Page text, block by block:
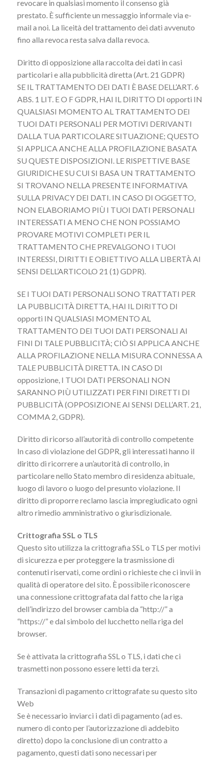
revocare in qualsiasi momento il consenso già
prestato. È sufficiente un messaggio informale via e-
mail a noi. La liceità del trattamento dei dati avvenuto
fino alla revoca resta salva dalla revoca.
Diritto di opposizione alla raccolta dei dati in casi
particolari e alla pubblicità diretta (Art. 21 GDPR)
SE IL TRATTAMENTO DEI DATI È BASE DELL’ART. 6
ABS. 1 LIT. E O F GDPR, HAI IL DIRITTO DI opporti IN
QUALSIASI MOMENTO AL TRATTAMENTO DEI
TUOI DATI PERSONALI PER MOTIVI DERIVANTI
DALLA TUA PARTICOLARE SITUAZIONE; QUESTO
SI APPLICA ANCHE ALLA PROFILAZIONE BASATA
SU QUESTE DISPOSIZIONI. LE RISPETTIVE BASE
GIURIDICHE SU CUI SI BASA UN TRATTAMENTO
SI TROVANO NELLA PRESENTE INFORMATIVA
SULLA PRIVACY DEI DATI. IN CASO DI OGGETTO,
NON ELABORIAMO PIÙ I TUOI DATI PERSONALI
INTERESSATI A MENO CHE NON POSSIAMO
PROVARE MOTIVI COMPLETI PER IL
TRATTAMENTO CHE PREVALGONO I TUOI
INTERESSI, DIRITTI E OBIETTIVO ALLA LIBERTÀ AI
SENSI DELL’ARTICOLO 21 (1) GDPR).
SE I TUOI DATI PERSONALI SONO TRATTATI PER
LA PUBBLICITÀ DIRETTA, HAI IL DIRITTO DI
opporti IN QUALSIASI MOMENTO AL
TRATTAMENTO DEI TUOI DATI PERSONALI AI
FINI DI TALE PUBBLICITÀ; CIÒ SI APPLICA ANCHE
ALLA PROFILAZIONE NELLA MISURA CONNESSA A
TALE PUBBLICITÀ DIRETTA. IN CASO DI
opposizione, I TUOI DATI PERSONALI NON
SARANNO PIÙ UTILIZZATI PER FINI DIRETTI DI
PUBBLICITÀ (OPPOSIZIONE AI SENSI DELL’ART. 21,
COMMA 2, GDPR).
Diritto di ricorso all’autorità di controllo competente
In caso di violazione del GDPR, gli interessati hanno il
diritto di ricorrere a un’autorità di controllo, in
particolare nello Stato membro di residenza abituale,
luogo di lavoro o luogo del presunto violazione. Il
diritto di proporre reclamo lascia impregiudicato ogni
altro rimedio amministrativo o giurisdizionale.
Crittografia SSL o TLS
Questo sito utilizza la crittografia SSL o TLS per motivi
di sicurezza e per proteggere la trasmissione di
contenuti riservati, come ordini o richieste che ci invii in
qualità di operatore del sito. È possibile riconoscere
una connessione crittografata dal fatto che la riga
dell’indirizzo del browser cambia da “http://” a
“https://” e dal simbolo del lucchetto nella riga del
browser.
Se è attivata la crittografia SSL o TLS, i dati che ci
trasmetti non possono essere letti da terzi.
Transazioni di pagamento crittografate su questo sito
Web
Se è necessario inviarci i dati di pagamento (ad es.
numero di conto per l’autorizzazione di addebito
diretto) dopo la conclusione di un contratto a
pagamento, questi dati sono necessari per